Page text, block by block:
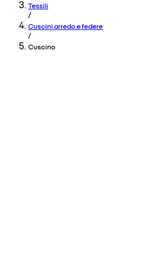
Tessili
/
Cuscini arredo e federe
/
Cuscino